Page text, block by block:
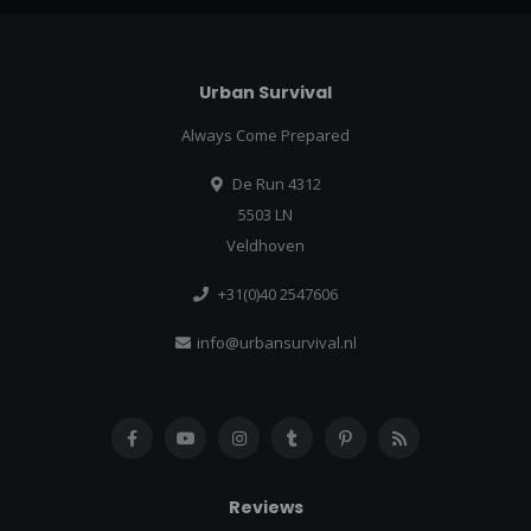
Urban Survival
Always Come Prepared
De Run 4312
5503 LN
Veldhoven
+31(0)40 2547606
info@urbansurvival.nl
Reviews